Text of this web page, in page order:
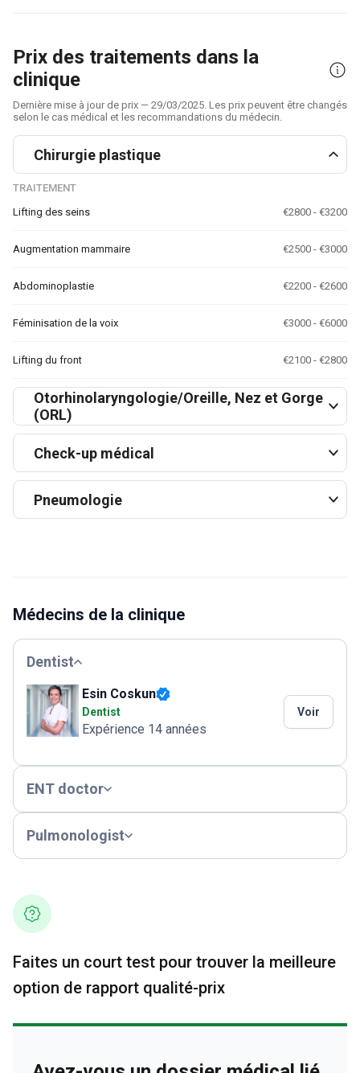
Prix des traitements dans la
clinique
Dernière mise à jour de prix — 29/03/2025. Les prix peuvent être changés
selon le cas médical et les recommandations du médecin.
Chirurgie plastique
TRAITEMENT
Lifting des seins
€2800 - €3200
Augmentation mammaire €2500 - €3000
Abdominoplastie €2200 - €2600
Féminisation de la voix €3000 - €6000
Lifting du front €2100 - €2800
Otorhinolaryngologie/Oreille, Nez et Gorge
(ORL)
Check-up médical
Pneumologie
Médecins de la clinique
Dentist
Esin Coskun
Dentist
Expérience 14 années
Voir
ENT doctor
Pulmonologist
Faites un court test pour trouver la meilleure
option de rapport qualité-prix